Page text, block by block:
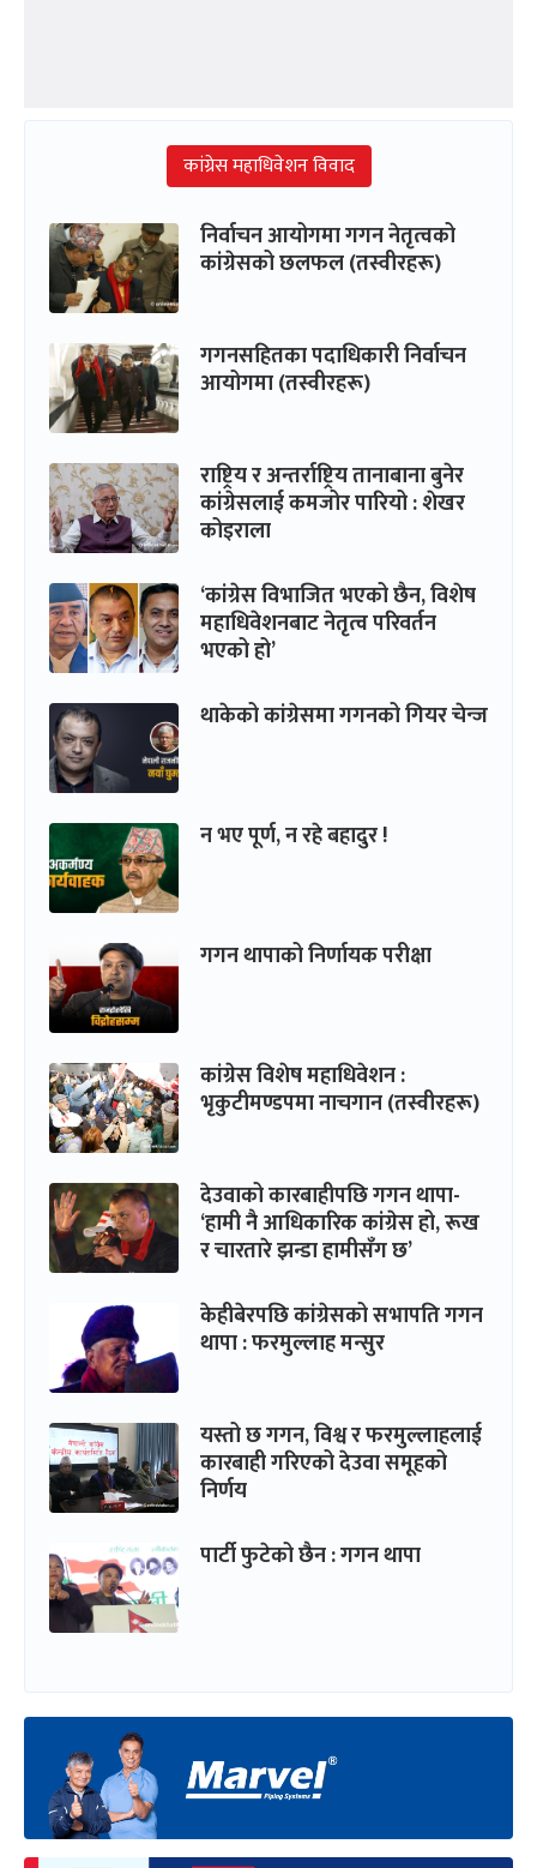
कांग्रेस महाधिवेशन विवाद
निर्वाचन आयोगमा गगन नेतृत्वको
कांग्रेसको छलफल (तस्वीरहरू)
गगनसहितका पदाधिकारी निर्वाचन
आयोगमा (तस्वीरहरू)
राष्ट्रिय र अन्तर्राष्ट्रिय तानाबाना बुनेर
कांग्रेसलाई कमजोर पारियो : शेखर
कोइराला
‘कांग्रेस विभाजित भएको छैन, विशेष
महाधिवेशनबाट नेतृत्व परिवर्तन
भएको हो’
थाकेको कांग्रेसमा गगनको गियर चेन्ज
न भए पूर्ण, न रहे बहादुर !
गगन थापाको निर्णायक परीक्षा
कांग्रेस विशेष महाधिवेशन :
भृकुटीमण्डपमा नाचगान (तस्वीरहरू)
देउवाको कारबाहीपछि गगन थापा-
‘हामी नै आधिकारिक कांग्रेस हो, रूख
र चारतारे झन्डा हामीसँग छ’
केहीबेरपछि कांग्रेसको सभापति गगन
थापा : फरमुल्लाह मन्सुर
यस्तो छ गगन, विश्व र फरमुल्लाहलाई
कारबाही गरिएको देउवा समूहको
निर्णय
पार्टी फुटेको छैन : गगन थापा